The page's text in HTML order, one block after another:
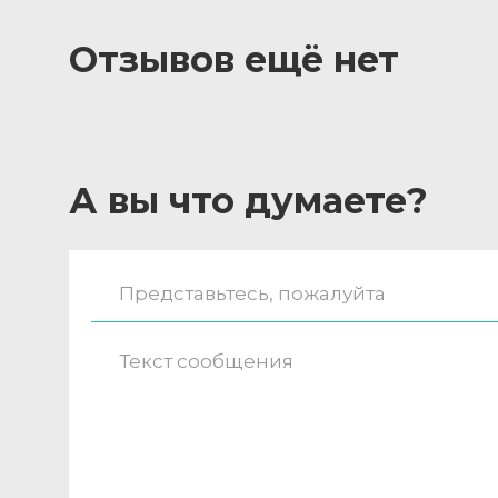
Отзывов ещё нет
А вы что думаете?